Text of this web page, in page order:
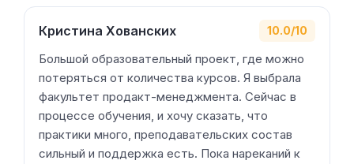
Кристина Хованских 10.0/10
Большой образовательный проект, где можно
потеряться от количества курсов. Я выбрала
факультет продакт-менеджмента. Сейчас в
процессе обучения, и хочу сказать, что
практики много, преподавательских состав
сильный и поддержка есть. Пока нареканий к